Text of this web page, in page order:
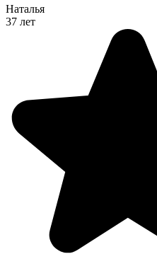
Наталья
37 лет